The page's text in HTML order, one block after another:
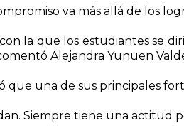
va más allá de los
la que los estudiantes se
Alejandra Yunuen
que una de sus principales
Siempre tiene una actitud